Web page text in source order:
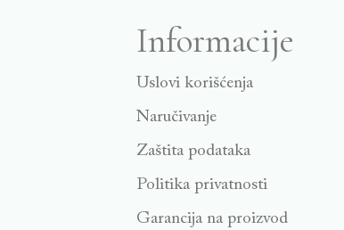
Informacije
Uslovi korišćenja
Naručivanje
Zaštita podataka
Politika privatnosti
Garancija na proizvod